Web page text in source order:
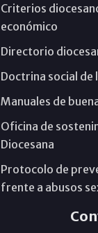
Criterios
económico
Directorio
Doctrina social de
Manuales de
Oficina de
Diocesana
Protocolo de
frente a abusos